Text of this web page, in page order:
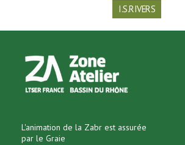
I.S.RIVERS
L'animation de la Zabr est assurée
par le Graie